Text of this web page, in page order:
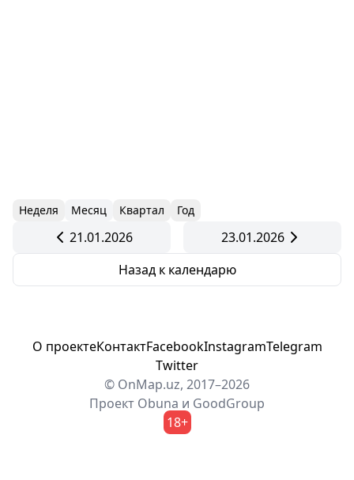
Неделя Месяц Квартал Год
21.01.2026
23.01.2026
Назад к календарю
О проектеКонтактFacebookInstagramTelegram
Twitter
© OnMap.uz, 2017–2026
Проект Obuna и GoodGroup
18+